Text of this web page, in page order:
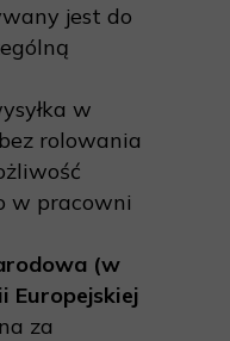
jest do
w
bez rolowania
w pracowni
(w
Europejskiej
za